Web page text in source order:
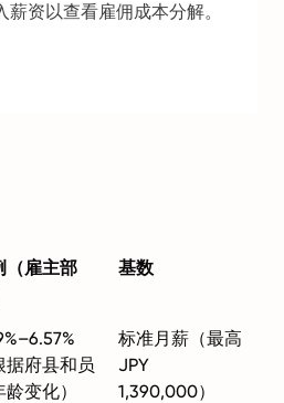
资以查看雇佣成本分解。
（雇主部
基数
据府县和员
变化）
标准月薪（最高
JPY
1,390,000）